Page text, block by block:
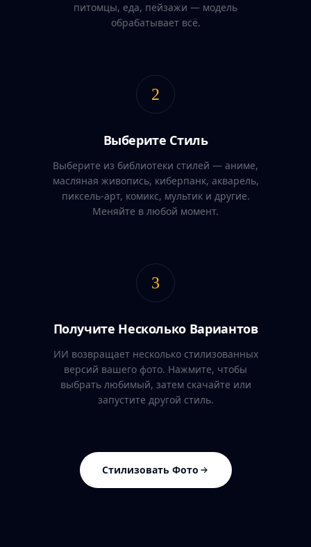
питомцы, еда, пейзажи — модель
обрабатывает всё.
2
Выберите Стиль
Выберите из библиотеки стилей — аниме,
масляная живопись, киберпанк, акварель,
пиксель-арт, комикс, мультик и другие.
Меняйте в любой момент.
3
Получите Несколько Вариантов
ИИ возвращает несколько стилизованных
версий вашего фото. Нажмите, чтобы
выбрать любимый, затем скачайте или
запустите другой стиль.
Стилизовать Фото